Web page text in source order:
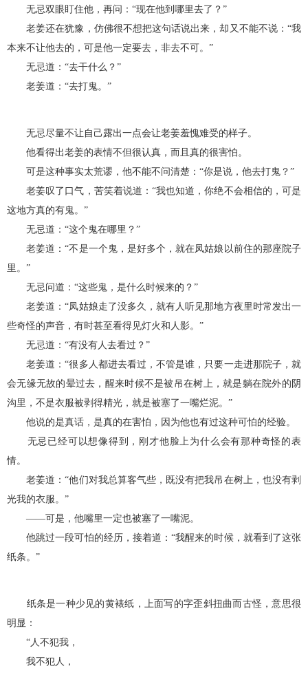
无忌双眼盯住他，再问：“现在他到哪里去了？”
老姜还在犹豫，仿佛很不想把这句话说出来，却又不能不说：“我
本来不让他去的，可是他一定要去，非去不可。”
无忌道：“去干什么？”
老姜道：“去打鬼。”
无忌尽量不让自己露出一点会让老姜羞愧难受的样子。
他看得出老姜的表情不但很认真，而且真的很害怕。
可是这种事实太荒谬，他不能不问清楚：“你是说，他去打鬼？”
老姜叹了口气，苦笑着说道：“我也知道，你绝不会相信的，可是
这地方真的有鬼。”
无忌道：“这个鬼在哪里？”
老姜道：“不是一个鬼，是好多个，就在凤姑娘以前住的那座院子
里。”
无忌问道：“这些鬼，是什么时候来的？”
老姜道：“凤姑娘走了没多久，就有人听见那地方夜里时常发出一
些奇怪的声音，有时甚至看得见灯火和人影。”
无忌道：“有没有人去看过？”
老姜道：“很多人都进去看过，不管是谁，只要一走进那院子，就
会无缘无故的晕过去，醒来时候不是被吊在树上，就是躺在院外的阴
沟里，不是衣服被剥得精光，就是被塞了一嘴烂泥。”
他说的是真话，是真的在害怕，因为他也有过这种可怕的经验。
无忌已经可以想像得到，刚才他脸上为什么会有那种奇怪的表
情。
老姜道：“他们对我总算客气些，既没有把我吊在树上，也没有剥
光我的衣服。”
——可是，他嘴里一定也被塞了一嘴泥。
他跳过一段可怕的经历，接着道：“我醒来的时候，就看到了这张
纸条。”
纸条是一种少见的黄裱纸，上面写的字歪斜扭曲而古怪，意思很
明显：
“人不犯我，
我不犯人，